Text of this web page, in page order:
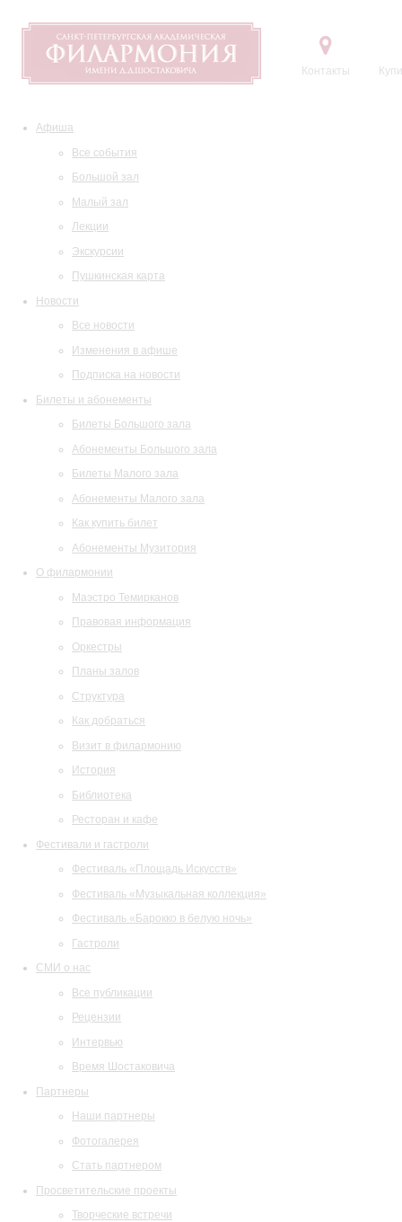
Контакты
Афиша
Все события
Большой зал
Малый зал
Лекции
Экскурсии
Пушкинская карта
Новости
Все новости
Изменения в афише
Подписка на новости
Билеты и абонементы
Билеты Большого зала
Абонементы Большого зала
Билеты Малого зала
Абонементы Малого зала
Как купить билет
Абонементы Музитория
О филармонии
Маэстро Темирканов
Правовая информация
Оркестры
Планы залов
Структура
Как добраться
Визит в филармонию
История
Библиотека
Ресторан и кафе
Фестивали и гастроли
Фестиваль «Площадь Искусств»
Фестиваль «Музыкальная коллекция»
Фестиваль «Барокко в белую ночь»
Гастроли
СМИ о нас
Все публикации
Рецензии
Интервью
Время Шостаковича
Партнеры
Наши партнеры
Фотогалерея
Стать партнером
Просветительские проекты
Творческие встречи